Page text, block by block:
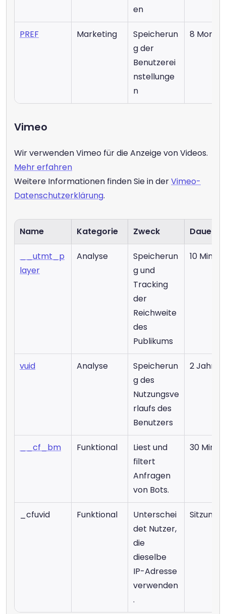
en
PREF Marketing
Speicherun
g der
Benutzerei
nstellunge
n
8
Vimeo
Mehr erfahren
Weitere Informationen finden Sie in der Vimeo-
Datenschutzerklärung.
Name Kategorie Zweck Dauer
__utmt_p
layer
Analyse
Speicherun
g und
Tracking
der
Reichweite
des
Publikums
10
vuid Analyse
Speicherun
g des
Nutzungsve
rlaufs des
Benutzers
2 Jahre
__cf_bm Funktional
Liest und
filtert
Anfragen
von Bots.
30
_cfuvid Funktional
Unterschei
det Nutzer,
die
dieselbe
IP-Adresse
verwenden
.
Sitzung